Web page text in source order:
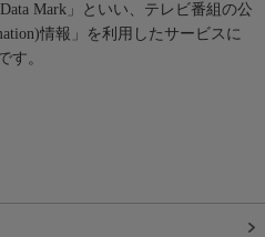
Mark」といい、テレビ番組の公
情報」を利用したサービスに
す。